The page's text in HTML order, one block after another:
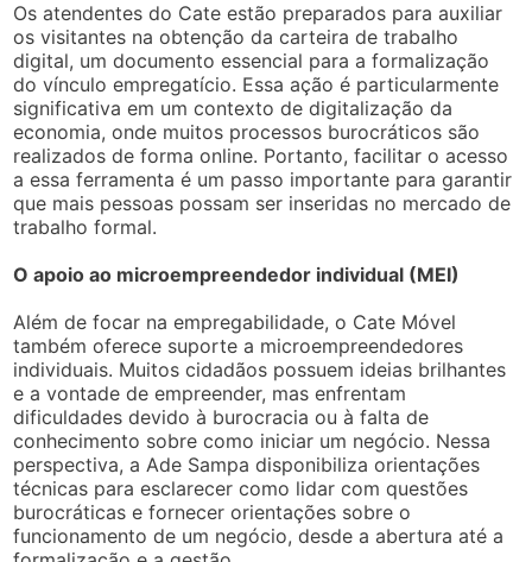
Os atendentes do Cate estão preparados para auxiliar
os visitantes na obtenção da carteira de trabalho
digital, um documento essencial para a formalização
do vínculo empregatício. Essa ação é particularmente
significativa em um contexto de digitalização da
economia, onde muitos processos burocráticos são
realizados de forma online. Portanto, facilitar o acesso
a essa ferramenta é um passo importante para garantir
que mais pessoas possam ser inseridas no mercado de
trabalho formal.
O apoio ao microempreendedor individual (MEI)
Além de focar na empregabilidade, o Cate Móvel
também oferece suporte a microempreendedores
individuais. Muitos cidadãos possuem ideias brilhantes
e a vontade de empreender, mas enfrentam
dificuldades devido à burocracia ou à falta de
conhecimento sobre como iniciar um negócio. Nessa
perspectiva, a Ade Sampa disponibiliza orientações
técnicas para esclarecer como lidar com questões
burocráticas e fornecer orientações sobre o
funcionamento de um negócio, desde a abertura até a